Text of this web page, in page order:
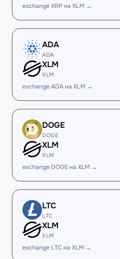
exchange XRP на XLM →
ADA
ADA
XLM
XLM
exchange ADA на XLM →
DOGE
DOGE
XLM
XLM
exchange DOGE на XLM →
LTC
LTC
XLM
XLM
exchange LTC на XLM →